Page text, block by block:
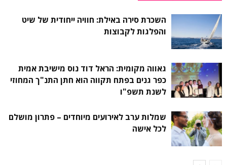
השכרת סירה באילת: חוויה ייחודית של שיט
והפלגות לקבוצות
גאווה מקומית: הראל דוד נוס מישיבת אמית
כפר גנים בפתח תקווה הוא חתן התנ"ך המחוזי
לשנת תשפ"ו
שמלות ערב לאירועים מיוחדים – פתרון מושלם
לכל אישה